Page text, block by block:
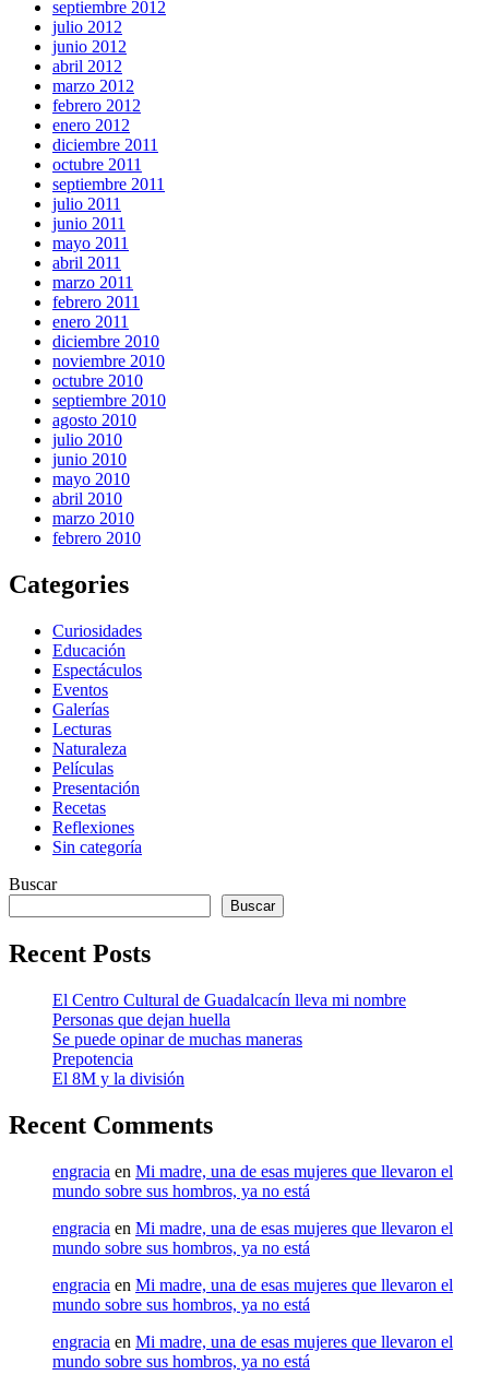
septiembre 2012
julio 2012
junio 2012
abril 2012
marzo 2012
febrero 2012
enero 2012
diciembre 2011
octubre 2011
septiembre 2011
julio 2011
junio 2011
mayo 2011
abril 2011
marzo 2011
febrero 2011
enero 2011
diciembre 2010
noviembre 2010
octubre 2010
septiembre 2010
agosto 2010
julio 2010
junio 2010
mayo 2010
abril 2010
marzo 2010
febrero 2010
Categories
Curiosidades
Educación
Espectáculos
Eventos
Galerías
Lecturas
Naturaleza
Películas
Presentación
Recetas
Reflexiones
Sin categoría
Buscar
Buscar
Recent Posts
El Centro Cultural de Guadalcacín lleva mi nombre
Personas que dejan huella
Se puede opinar de muchas maneras
Prepotencia
El 8M y la división
Recent Comments
engracia en Mi madre, una de esas mujeres que llevaron el
mundo sobre sus hombros, ya no está
engracia en Mi madre, una de esas mujeres que llevaron el
mundo sobre sus hombros, ya no está
engracia en Mi madre, una de esas mujeres que llevaron el
mundo sobre sus hombros, ya no está
engracia en Mi madre, una de esas mujeres que llevaron el
mundo sobre sus hombros, ya no está